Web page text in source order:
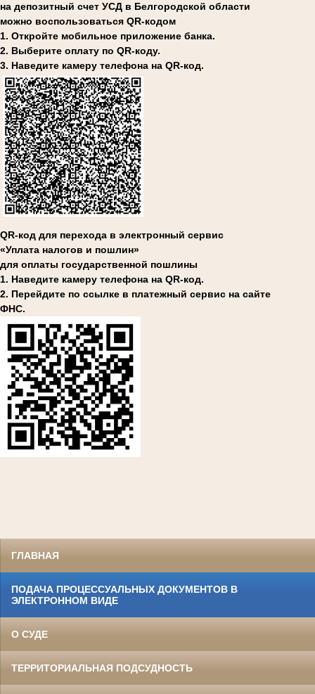
на депозитный счет УСД в Белгородской области
можно воспользоваться QR-кодом
1. Откройте мобильное приложение банка.
2. Выберите оплату по QR-коду.
3. Наведите камеру телефона на QR-код.
QR-код для перехода в электронный сервис
«Уплата налогов и пошлин»
для оплаты государственной пошлины
1. Наведите камеру телефона на QR-код.
2. Перейдите по ссылке в платежный сервис на сайте
ФНС.
ГЛАВНАЯ
ПОДАЧА ПРОЦЕССУАЛЬНЫХ ДОКУМЕНТОВ В
ЭЛЕКТРОННОМ ВИДЕ
О СУДЕ
ТЕРРИТОРИАЛЬНАЯ ПОДСУДНОСТЬ